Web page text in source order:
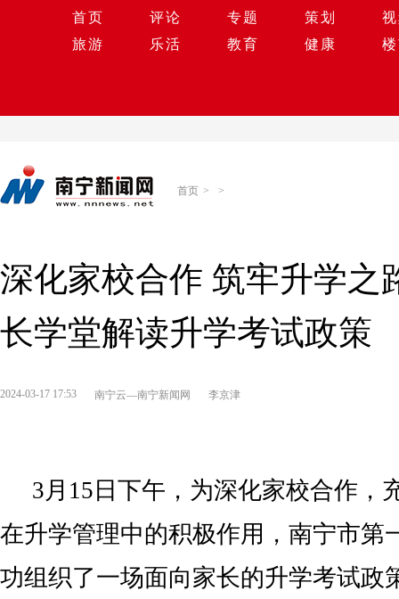
首页 评论 专题 策划
旅游
乐活 教育 健康
首页 > >
深化家校合作 筑牢升学
长学堂解读升学考试政策
2024-03-17 17:53 南宁云—南宁新闻网 李京津
3月15日下午，为深化家校合作，
在升学管理中的积极作用，南宁市第
功组织了一场面向家长的升学考试政